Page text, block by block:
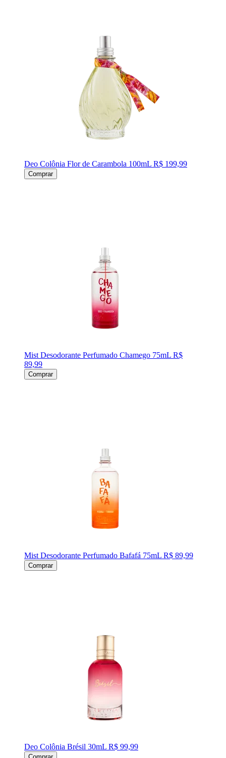
Deo Colônia Flor de Carambola 100mL R$ 199,99
Comprar
Mist Desodorante Perfumado Chamego 75mL R$
89,99
Comprar
Mist Desodorante Perfumado Bafafá 75mL R$ 89,99
Comprar
Deo Colônia Brésil 30mL R$ 99,99